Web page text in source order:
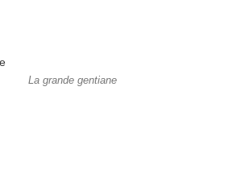
La grande gentiane